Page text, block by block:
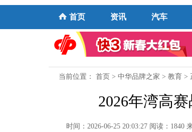
首页 资讯 汽车
当前位置： 首页 > 中华品牌之家 > 教育 >
2026年湾高
时间：2026-06-25 20:03:27 阅读：1840